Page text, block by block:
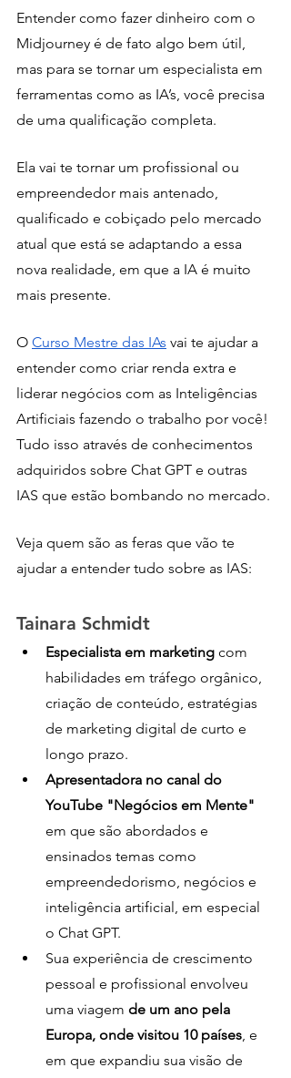
Entender como fazer dinheiro com o
Midjourney é de fato algo bem útil,
mas para se tornar um especialista em
ferramentas como as IA’s, você precisa
de uma qualificação completa.
Ela vai te tornar um profissional ou
empreendedor mais antenado,
qualificado e cobiçado pelo mercado
atual que está se adaptando a essa
nova realidade, em que a IA é muito
mais presente.
O Curso Mestre das IAs vai te ajudar a
entender como criar renda extra e
liderar negócios com as Inteligências
Artificiais fazendo o trabalho por você!
Tudo isso através de conhecimentos
adquiridos sobre Chat GPT e outras
IAS que estão bombando no mercado.
Veja quem são as feras que vão te
ajudar a entender tudo sobre as IAS:
Tainara Schmidt
Especialista em marketing com
habilidades em tráfego orgânico,
criação de conteúdo, estratégias
de marketing digital de curto e
longo prazo.
Apresentadora no canal do
YouTube "Negócios em Mente"
em que são abordados e
ensinados temas como
empreendedorismo, negócios e
inteligência artificial, em especial
o Chat GPT.
Sua experiência de crescimento
pessoal e profissional envolveu
uma viagem de um ano pela
Europa, onde visitou 10 países , e
em que expandiu sua visão de